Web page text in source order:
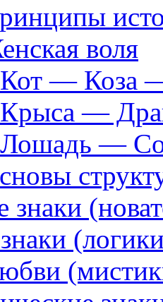
воля
— Коза
—
Лошадь —
знаки